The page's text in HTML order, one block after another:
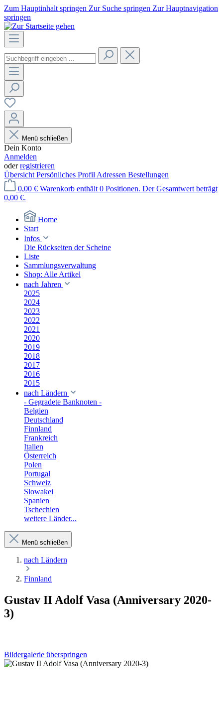
Zum Hauptinhalt springen Zur Suche springen Zur Hauptnavigation
springen
Menü schließen
Dein Konto
Anmelden
oderregistrieren
Übersicht Persönliches Profil Adressen Bestellungen
0,00 € Warenkorb enthält 0 Positionen. Der Gesamtwert beträgt
0,00 €.
Home
Start
Infos
Die Rückseiten der Scheine
Liste
Sammlungsverwaltung
Shop: Alle Artikel
nach Jahren
2025
2024
2023
2022
2021
2020
2019
2018
2017
2016
2015
nach Ländern
- Gegradete Banknoten -
Belgien
Deutschland
Finnland
Frankreich
Italien
Österreich
Polen
Portugal
Schweiz
Slowakei
Spanien
Tschechien
weitere Länder...
Menü schließen
nach Ländern
Finnland
Gustav II Adolf Vasa (Anniversary 2020-
3)
Bildergalerie überspringen